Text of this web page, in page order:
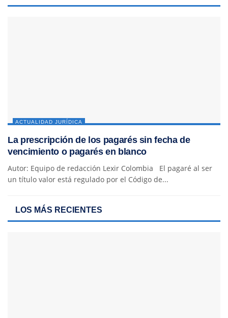
ACTUALIDAD JURÍDICA
La prescripción de los pagarés sin fecha de
vencimiento o pagarés en blanco
Autor: Equipo de redacción Lexir Colombia El pagaré al ser
un título valor está regulado por el Código de...
LOS MÁS RECIENTES